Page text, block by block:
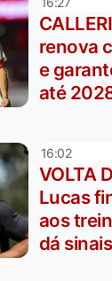
renova
e
até
16:02
VOLTA
Lucas
aos
dá